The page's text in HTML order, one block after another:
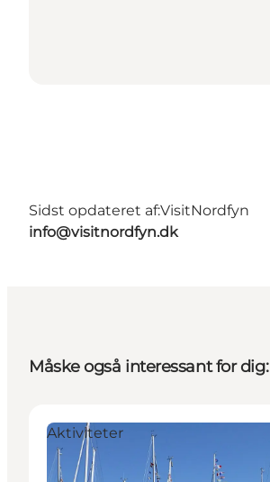
Sidst opdateret af:VisitNordfyn
info@visitnordfyn.dk
Måske også interessant for dig:
Aktiviteter